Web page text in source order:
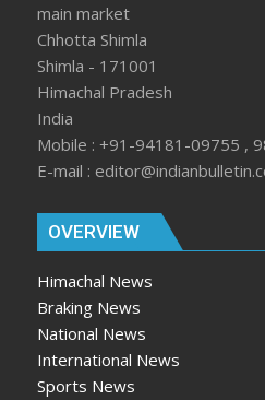
main market
Chhotta Shimla
Shimla - 171001
Himachal Pradesh
India
Mobile : +91-94181-09755 ,
E-mail :
OVERVIEW
Himachal News
Braking News
National News
International News
Sports News